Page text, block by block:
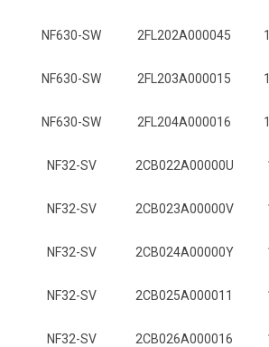
NF630-SW 2FL202A000045
NF630-SW 2FL203A000015
NF630-SW 2FL204A000016
NF32-SV 2CB022A00000U
NF32-SV 2CB023A00000V
NF32-SV 2CB024A00000Y
NF32-SV 2CB025A000011
NF32-SV 2CB026A000016